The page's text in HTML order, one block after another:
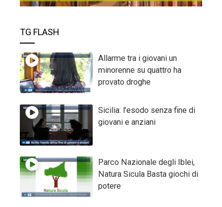
TG FLASH
Allarme tra i giovani un
minorenne su quattro ha
provato droghe
Sicilia: l’esodo senza fine di
giovani e anziani
Parco Nazionale degli Iblei,
Natura Sicula Basta giochi di
potere